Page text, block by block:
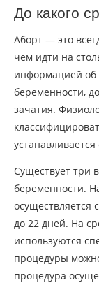
До какого
Аборт — это
чем идти на
информацией об
беременности,
зачатия.
Существует три
беременности.
осуществляется
до 22 дней. На
используются
процедуры
процедура